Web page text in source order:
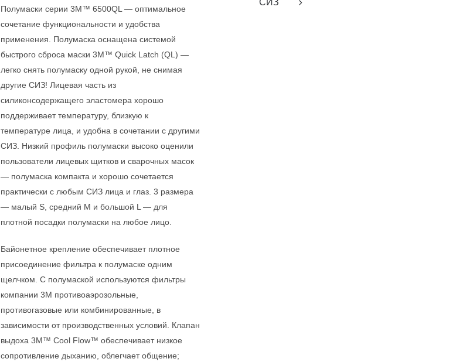
Полумаски серии 3M™ 6500QL — оптимальное
сочетание функциональности и удобства
применения. Полумаска оснащена системой
быстрого сброса маски 3M™ Quick Latch (QL) —
легко снять полумаску одной рукой, не снимая
другие СИЗ! Лицевая часть из
силиконсодержащего эластомера хорошо
поддерживает температуру, близкую к
температуре лица, и удобна в сочетании с другими
СИЗ. Низкий профиль полумаски высоко оценили
пользователи лицевых щитков и сварочных масок
— полумаска компакта и хорошо сочетается
практически с любым СИЗ лица и глаз. 3 размера
— малый S, средний М и большой L — для
плотной посадки полумаски на любое лицо.
Байонетное крепление обеспечивает плотное
присоединение фильтра к полумаске одним
щелчком. С полумаской используются фильтры
компании 3М противоаэрозольные,
противогазовые или комбинированные, в
зависимости от производственных условий. Клапан
выдоха 3M™ Cool Flow™ обеспечивает низкое
сопротивление дыханию, облегчает общение;